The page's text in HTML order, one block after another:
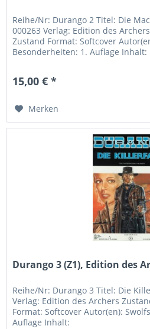
Reihe/Nr: Durango 2 Titel: Die
000263 Verlag: Edition des
Zustand Format: Softcover
Besonderheiten: 1. Auflage Inhalt:
15,00 € *
Merken
Durango 3 (Z1), Edition des
Reihe/Nr: Durango 3 Titel: Die
Verlag: Edition des Archers
Format: Softcover Autor(en):
Auflage Inhalt: